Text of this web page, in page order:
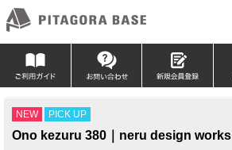
NEW PICK UP
Ono kezuru 380｜neru design works